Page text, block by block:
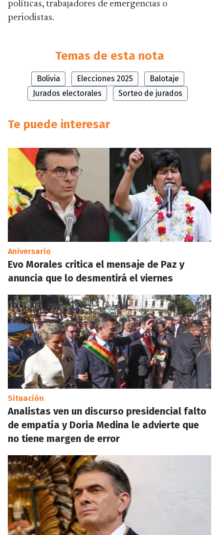
políticas, trabajadores de emergencias o
periodistas.
Temas de esta nota
Bolivia Elecciones 2025
Balotaje
Jurados electorales
Sorteo de jurados
Te puede interesar
Aniversario
Evo Morales critica el mensaje de Paz y
anuncia que lo desmentirá el viernes
Situación
Analistas ven un discurso presidencial falto
de empatía y Doria Medina le advierte que
no tiene margen de error